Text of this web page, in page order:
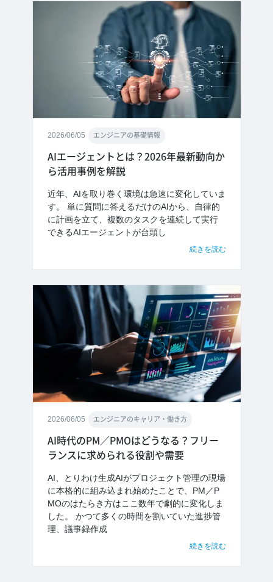
2026/06/05 エンジニアの基礎情報
AIエージェントとは？2026年最新動向か
ら活用事例を解説
近年、AIを取り巻く環境は急速に変化していま
す。 単に質問に答えるだけのAIから、自律的
に計画を立て、複数のタスクを連続して実行
できるAIエージェントが台頭し
続きを読む
2026/06/05 エンジニアのキャリア・働き方
AI時代のPM／PMOはどうなる？フリー
ランスに求められる役割や需要
AI、とりわけ生成AIがプロジェクト管理の現場
に本格的に組み込まれ始めたことで、PM／P
MOのはたらき方はここ数年で劇的に変化しま
した。 かつて多くの時間を割いていた進捗管
理、議事録作成
続きを読む